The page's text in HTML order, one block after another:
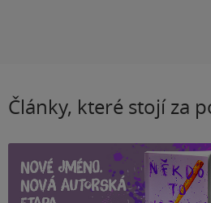
Články, které stojí za